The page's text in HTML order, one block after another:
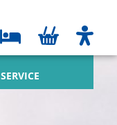
SERVICE